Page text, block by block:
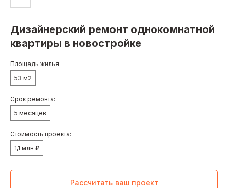
Дизайнерский ремонт однокомнатной
квартиры в новостройке
Площадь жилья
53 м2
Срок ремонта:
5 месяцев
Стоимость проекта:
1,1 млн ₽
Рассчитать ваш проект